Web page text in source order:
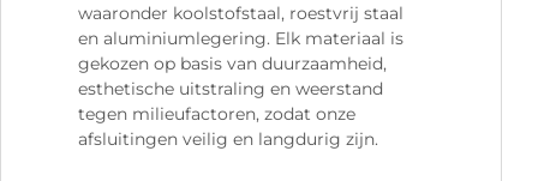
waaronder koolstofstaal, roestvrij staal
en aluminiumlegering. Elk materiaal is
gekozen op basis van duurzaamheid,
esthetische uitstraling en weerstand
tegen milieufactoren, zodat onze
afsluitingen veilig en langdurig zijn.